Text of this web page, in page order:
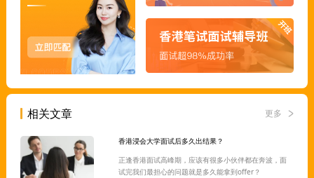
相关文章 更多
香港浸会大学面试后多久出结果？
正逢香港面试高峰期，应该有很多小伙伴都在奔波，面
试完我们最担心的问题就是多久能拿到offer？